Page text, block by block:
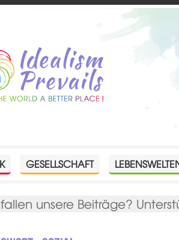
GESELLSCHAFT
unsere Beiträge?